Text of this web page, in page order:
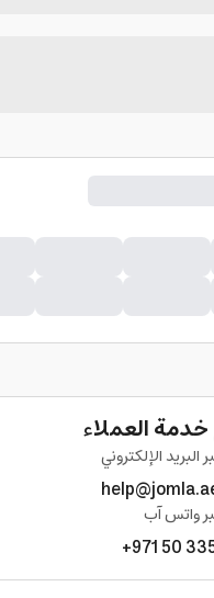
العملاء
البريد الإلكتروني
واتس آب
+971 50